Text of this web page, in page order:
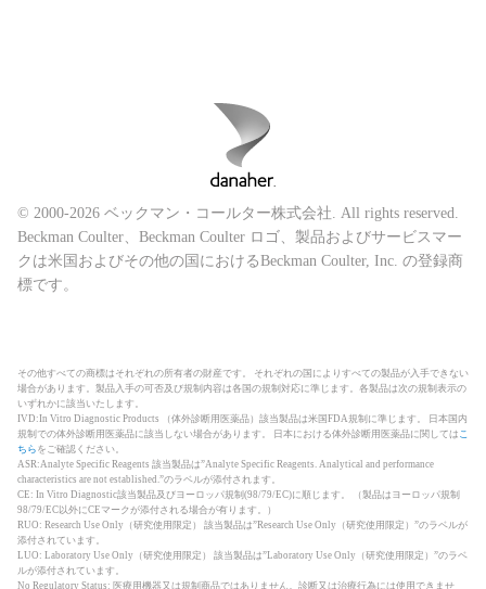
© 2000-2026 ベックマン・コールター株式会社. All rights reserved.
Beckman Coulter、Beckman Coulter ロゴ、製品およびサービスマー
クは米国およびその他の国におけるBeckman Coulter, Inc. の登録商
標です。
その他すべての商標はそれぞれの所有者の財産です。 それぞれの国によりすべての製品が入手できない
場合があります。製品入手の可否及び規制内容は各国の規制対応に準じます。各製品は次の規制表示の
いずれかに該当いたします。
IVD:In Vitro Diagnostic Products （体外診断用医薬品）該当製品は米国FDA規制に準じます。 日本国内
規制での体外診断用医薬品に該当しない場合があります。 日本における体外診断用医薬品に関しては こ
ちら をご確認ください。
ASR:Analyte Specific Reagents 該当製品は”Analyte Specific Reagents. Analytical and performance
characteristics are not established.”のラベルが添付されます。
CE: In Vitro Diagnostic該当製品及びヨーロッパ規制(98/79/EC)に順じます。 （製品はヨーロッパ規制
98/79/EC以外にCEマークが添付される場合が有ります。）
RUO: Research Use Only（研究使用限定） 該当製品は”Research Use Only（研究使用限定）”のラベルが
添付されています。
LUO: Laboratory Use Only（研究使用限定） 該当製品は”Laboratory Use Only（研究使用限定）”のラベ
ルが添付されています。
No Regulatory Status: 医療用機器又は規制商品ではありません。診断又は治療行為には使用できませ